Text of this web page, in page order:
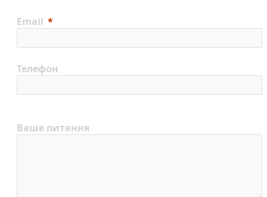
Email
Телефон
Ваше питання